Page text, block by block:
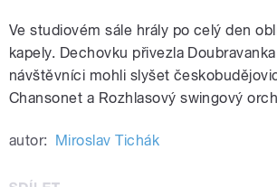
Ve studiovém sále hrály po celý den
kapely. Dechovku přivezla
návštěvníci mohli slyšet
Chansonet a Rozhlasový swingový
autor: Miroslav Tichák